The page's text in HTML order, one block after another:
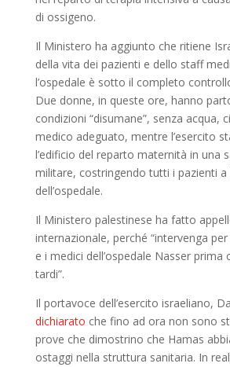
di ossigeno.
Il Ministero ha aggiunto che ritiene
della vita dei pazienti e dello staff
l’ospedale è sotto il completo
Due donne, in queste ore, hanno
condizioni “disumane”, senza acqua,
medico adeguato, mentre l’esercito
l’edificio del reparto maternità in una
militare, costringendo tutti i pazienti a
dell’ospedale.
Il Ministero palestinese ha fatto
internazionale, perché “intervenga
e i medici dell’ospedale Nasser prima
tardi”.
Il portavoce dell’esercito israeliano,
dichiarato che fino ad ora non sono
prove che dimostrino che Hamas
ostaggi nella struttura sanitaria. In